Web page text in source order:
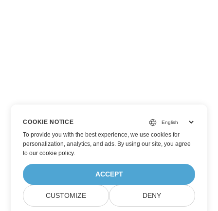
COOKIE NOTICE
To provide you with the best experience, we use cookies for
personalization, analytics, and ads. By using our site, you agree
toour cookie policy.
ACCEPT
CUSTOMIZE DENY